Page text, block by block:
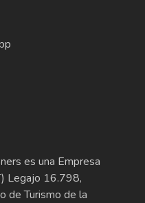
es una Empresa
Legajo 16.798,
de Turismo de la